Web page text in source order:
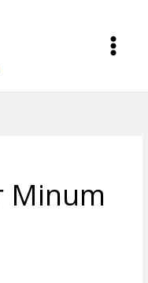
Minum